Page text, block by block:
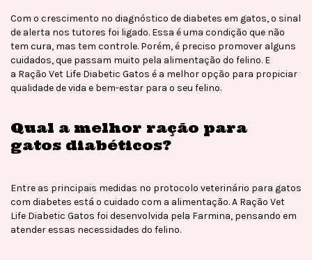
Com o crescimento no diagnóstico de diabetes em gatos, o sinal
de alerta nos tutores foi ligado. Essa é uma condição que não
tem cura, mas tem controle. Porém, é preciso promover alguns
cuidados, que passam muito pela alimentação do felino. E
a Ração Vet Life Diabetic Gatos é a melhor opção para propiciar
qualidade de vida e bem-estar para o seu felino.
Qual a melhor ração para
gatos diabéticos?
Entre as principais medidas no protocolo veterinário para gatos
com diabetes está o cuidado com a alimentação. A Ração Vet
Life Diabetic Gatos foi desenvolvida pela Farmina, pensando em
atender essas necessidades do felino.